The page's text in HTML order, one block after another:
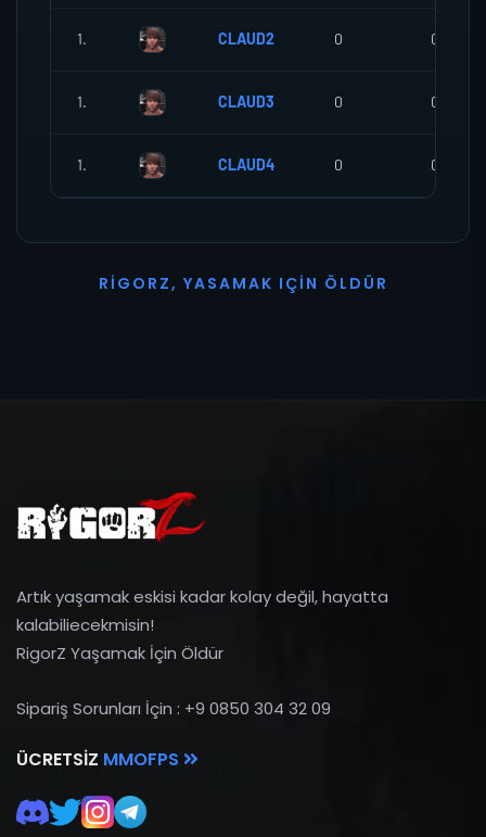
1. CLAUD2 0 0
1. CLAUD3 0 0
1. CLAUD4 0 0
R I G O R Z, YASAMAK I ÇI N Ö L D Ü R
Artık yaşamak eskisi kadar kolay değil, hayatta
kalabiliecekmisin!
RigorZ Yaşamak İçin Öldür
Sipariş Sorunları İçin : +9 0850 304 32 09
ÜCRETSIZ MMOFPS